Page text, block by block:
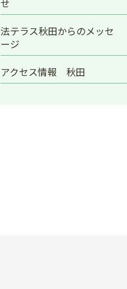
せ
法テラス秋田からのメッセ
ージ
アクセス情報 秋田